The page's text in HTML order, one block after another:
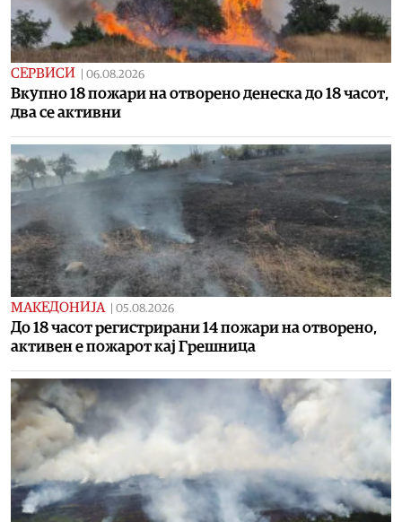
СЕРВИСИ 06.08.2026
Вкупно 18 пожари на отворено денеска до 18 часот,
два се активни
МАКЕДОНИЈА 05.08.2026
До 18 часот регистрирани 14 пожари на отворено,
активен е пожарот кај Грешница